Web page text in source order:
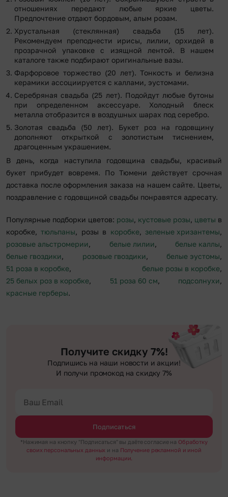
отношениях передают любые яркие цветы.
Предпочтение отдают бордовым, алым розам.
Хрустальная (стеклянная) свадьба (15 лет).
Рекомендуем преподнести ирисы, лилии, орхидей в
прозрачной упаковке с изящной лентой. В нашем
каталоге также подбирают оригинальные вазы.
Фарфоровое торжество (20 лет). Тонкость и белизна
керамики ассоциируется с каллами, эустомами.
Серебряная свадьба (25 лет). Подойдут любые бутоны
при определенном аксессуаре. Холодный блеск
металла отобразится в воздушных шарах под серебро.
Золотая свадьба (50 лет). Букет роз на годовщину
дополняют открыткой с золотистым тиснением,
драгоценным украшением.
В день, когда наступила годовщина свадьбы, красивый
букет прибудет вовремя. По Тюмени действует срочная
доставка после оформления заказа на нашем сайте. Цветы,
поздравление с годовщиной свадьбы понравятся адресату.
Популярные подборки цветов: розы, кустовые розы, цветы в
коробке,тюльпаны, розы в коробке, зеленые хризантемы,
розовые альстромерии, белые лилии, белые каллы,
белые гвоздики, розовые гвоздики, белые эустомы,
51 роза в коробке, белые розы в коробке,
25 белых роз в коробке, 51 роза 60 см, подсолнухи,
красные герберы.
Получите скидку 7%!
Подпишись на наши новости и акции!
И получи промокод на скидку 7%
Подписаться
*Нажимая на кнопку "Подписаться" вы даёте согласие на Обработку
своих персональных данных и на Получение рекламной и иной
информации.